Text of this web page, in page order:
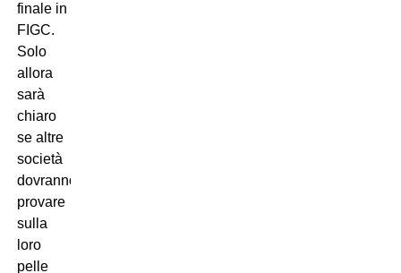
finale in
FIGC.
Solo
allora
sarà
chiaro
se altre
società
dovranno
provare
sulla
loro
pelle